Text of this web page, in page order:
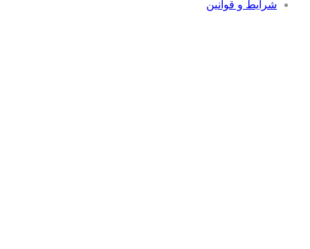
و قوانین